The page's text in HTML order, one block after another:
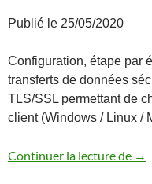
Publié le 25/05/2020
Configuration, étape par
transferts de données
TLS/SSL permettant de
client (Windows / Linux /
Continuer la lecture de →